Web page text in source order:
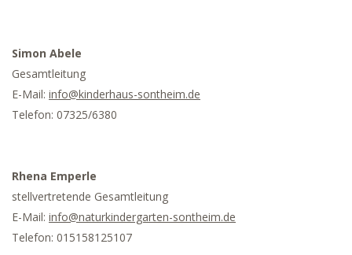
Simon Abele
Gesamtleitung
E-Mail: info@kinderhaus-sontheim.de
Telefon: 07325/6380
Rhena Emperle
stellvertretende Gesamtleitung
E-Mail: info@naturkindergarten-sontheim.de
Telefon: 015158125107